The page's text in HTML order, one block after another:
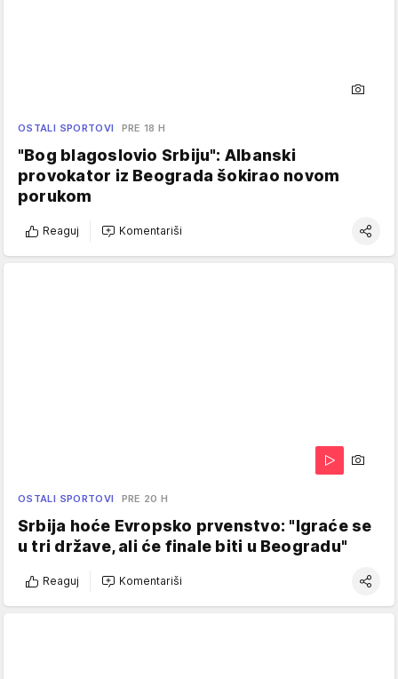
OSTALI SPORTOVI PRE 18 H
"Bog blagoslovio Srbiju": Albanski
provokator iz Beograda šokirao novom
porukom
Reaguj Komentariši
OSTALI SPORTOVI PRE 20 H
Srbija hoće Evropsko prvenstvo: "Igraće se
u tri države, ali će finale biti u Beogradu"
Reaguj Komentariši